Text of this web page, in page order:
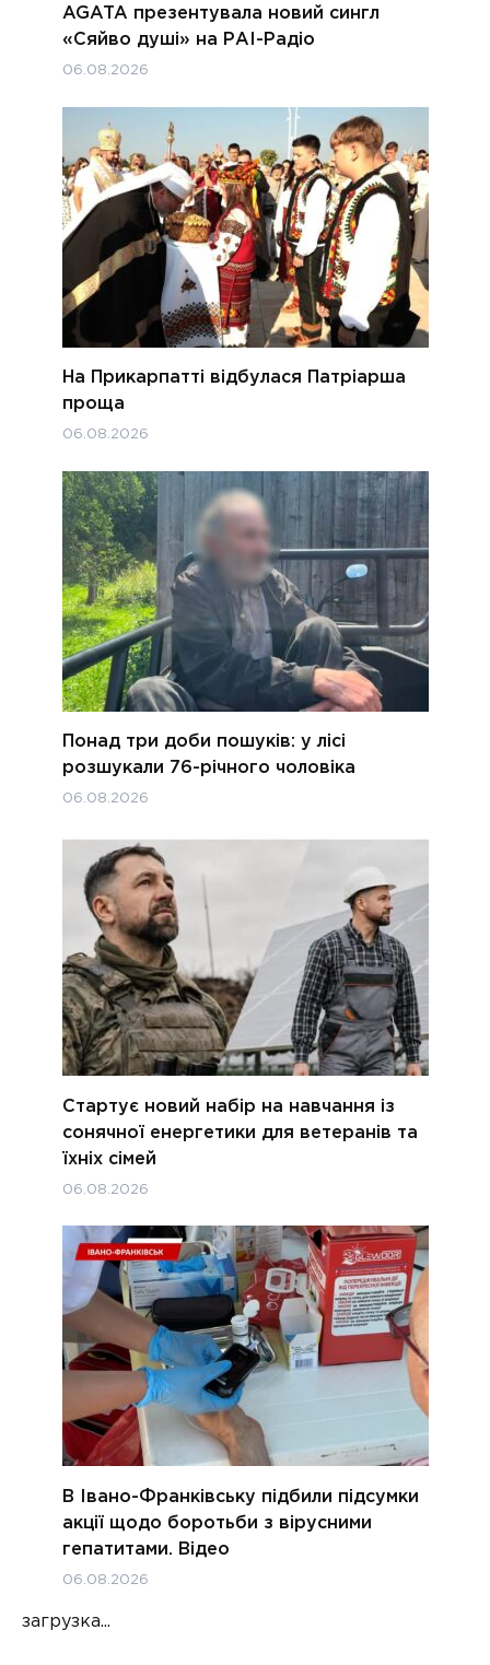
AGATA презентувала новий сингл
«Сяйво душі» на РАІ-Радіо
06.08.2026
На Прикарпатті відбулася Патріарша
проща
06.08.2026
Понад три доби пошуків: у лісі
розшукали 76-річного чоловіка
06.08.2026
Стартує новий набір на навчання із
сонячної енергетики для ветеранів та
їхніх сімей
06.08.2026
В Івано-Франківську підбили підсумки
акції щодо боротьби з вірусними
гепатитами. Відео
06.08.2026
загрузка...